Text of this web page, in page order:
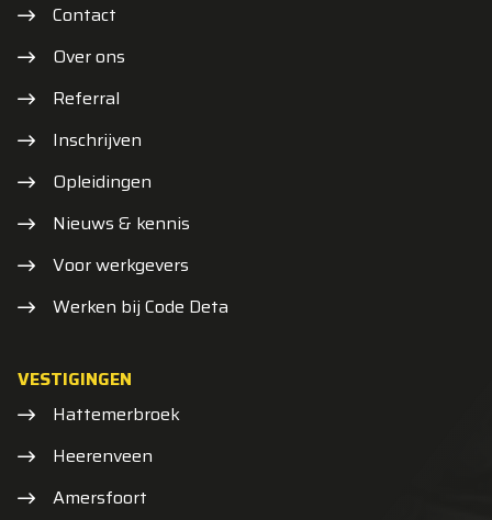
Contact
Over ons
Referral
Inschrijven
Opleidingen
Nieuws & kennis
Voor werkgevers
Werken bij Code Deta
VESTIGINGEN
Hattemerbroek
Heerenveen
Amersfoort